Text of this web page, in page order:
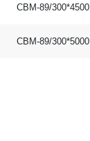
СВМ-89/300*4500
СВМ-89/300*5000